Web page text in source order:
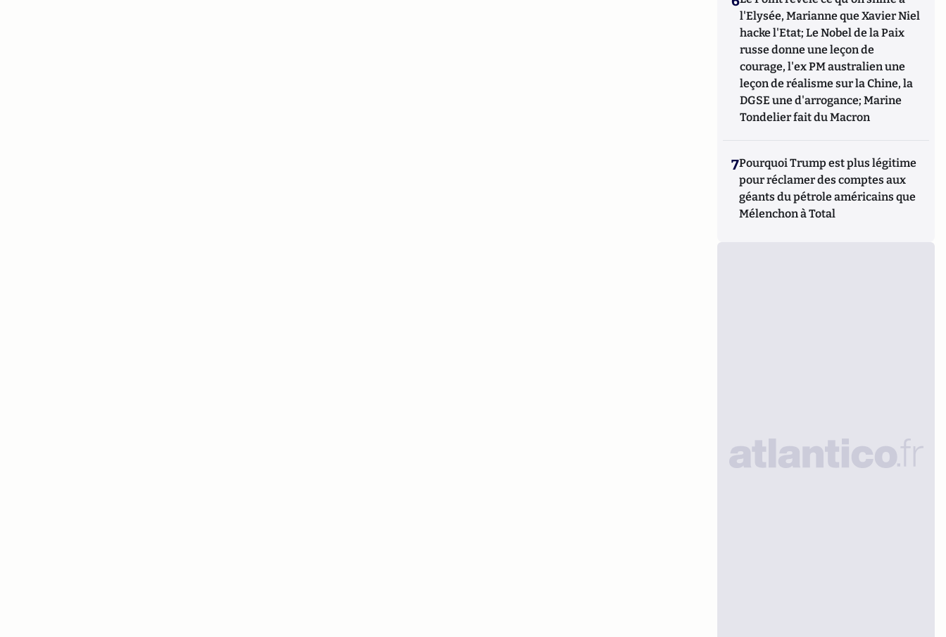
l'Elysée, Marianne que Xavier Niel
hacke l'Etat; Le Nobel de la Paix
russe donne une leçon de
courage, l'ex PM australien une
leçon de réalisme sur la Chine, la
DGSE une d'arrogance; Marine
Tondelier fait du Macron
7Pourquoi Trump est plus légitime
pour réclamer des comptes aux
géants du pétrole américains que
Mélenchon à Total